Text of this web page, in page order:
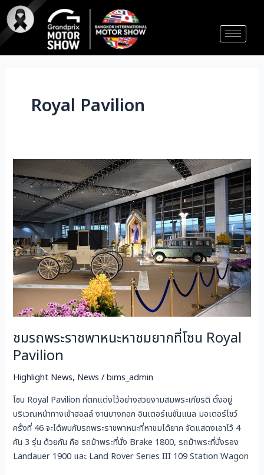
Skip
to
content
Royal Pavilion
ชมรถพระราชพาหนะหาชมยากที่โซน Royal
Pavilion
Highlight News, News /bims_admin
โซน Royal Pavilion ที่ตกแต่งไว้อย่างสวยงามสมพระเกียรติ ตั้งอยู่
บริเวณหน้าทางเข้าฮอลล์ งานบางกอก อินเตอร์เนชั่นแนล มอเตอร์โชว์
ครั้งที่ 46 จะได้พบกับรถพระราชพาหนะที่หาชมได้ยาก จัดแสดงเอาไว้ 4
คัน 3 รุ่น ด้วยกัน คือ รถม้าพระที่นั่ง Brake 1800, รถม้าพระที่นั่งรอง
Landauer 1900 และ Land Rover Series III 109 Station Wagon
ชม
รถ
พระ
ราช
พาหนะ
หา
ชม
ยาก
ที่
โซน
Royal
Pavilion